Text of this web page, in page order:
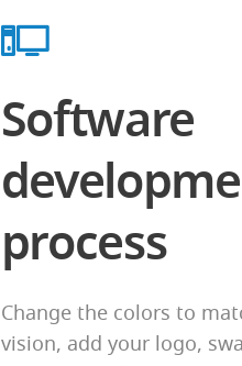
Software
process
Change the colors to
vision, add your logo,